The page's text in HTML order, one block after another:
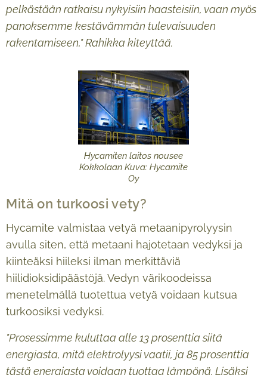
pelkästään ratkaisu nykyisiin haasteisiin, vaan myös
panoksemme kestävämmän tulevaisuuden
rakentamiseen," Rahikka kiteyttää.
Hycamiten laitos nousee
Kokkolaan Kuva: Hycamite
Oy
Mitä on turkoosi vety?
Hycamite valmistaa vetyä metaanipyrolyysin
avulla siten, että metaani hajotetaan vedyksi ja
kiinteäksi hiileksi ilman merkittäviä
hiilidioksidipäästöjä. Vedyn värikoodeissa
menetelmällä tuotettua vetyä voidaan kutsua
turkoosiksi vedyksi.
"Prosessimme kuluttaa alle 13 prosenttia siitä
energiasta, mitä elektrolyysi vaatii, ja 85 prosenttia
tästä energiasta voidaan tuottaa lämpönä. Lisäksi